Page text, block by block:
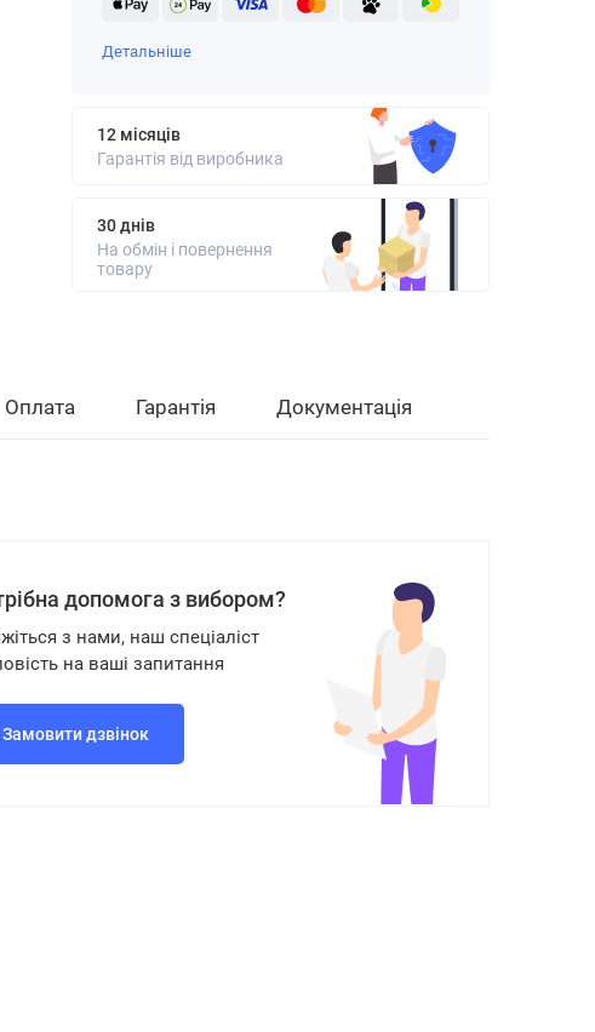
Детальніше
12 місяців
Гарантія від виробника
30 днів
На обмін і повернення
товару
Оплата Гарантія Документація
допомога з вибором?
з нами, наш спеціаліст
на ваші запитання
Замовити дзвінок